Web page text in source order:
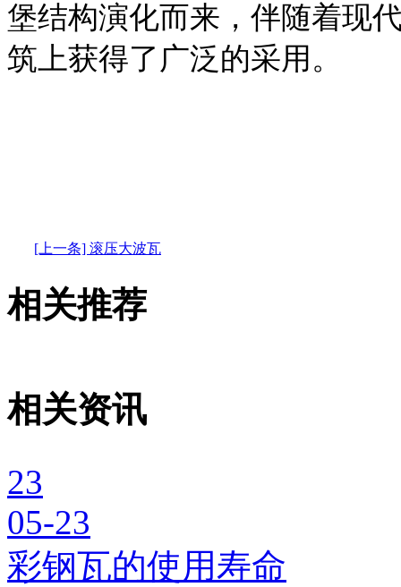
堡结构演化而来，伴随着现
筑上获得了广泛的采用。
[上一条] 滚压大波瓦
相关推荐
相关资讯
23
05-23
彩钢瓦的使用寿命